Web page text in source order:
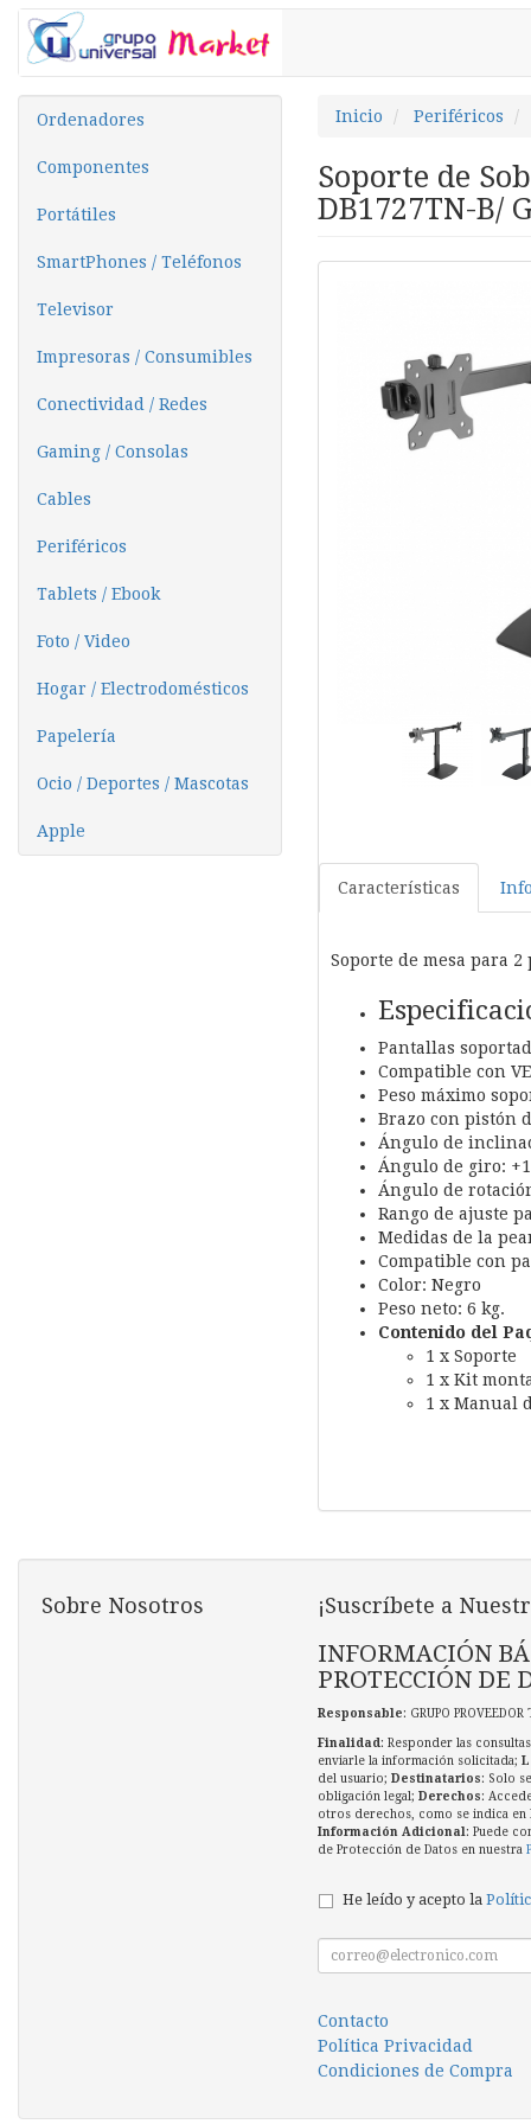
Ordenadores
Componentes
Portátiles
SmartPhones / Teléfonos
Televisor
Impresoras / Consumibles
Conectividad / Redes
Gaming / Consolas
Cables
Periféricos
Tablets / Ebook
Foto / Video
Hogar / Electrodomésticos
Papelería
Ocio / Deportes / Mascotas
Apple
Inicio Periféricos
Soporte de
DB1727TN-B/
Características
Soporte de mesa para
Pantallas
Compatible con
Peso máximo
Brazo con pistón
Ángulo de
Ángulo de giro:
Ángulo de
Rango de ajuste
Medidas de la
Compatible con
Color: Negro
Peso neto: 6 kg.
Contenido del
1 x Soporte
1 x Kit
1 x Manual
Sobre Nosotros ¡Suscríbete a
INFORMACIÓN
PROTECCIÓN DE
Responsable: GRUPO
Finalidad : Responder las
enviarle la información solicitada;
del usuario; Destinatarios: Solo
obligación legal; Derechos:
otros derechos, como se indica en
Información Adicional : Puede
de Protección de Datos en nuestra
He leído y acepto la
Contacto
Política Privacidad
Condiciones de Compra